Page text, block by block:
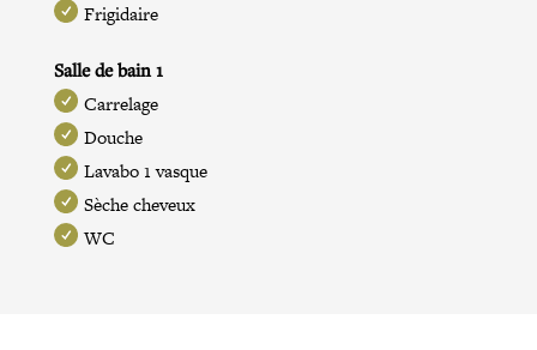
Frigidaire
Salle de bain 1
Carrelage
Douche
Lavabo 1 vasque
Sèche cheveux
WC